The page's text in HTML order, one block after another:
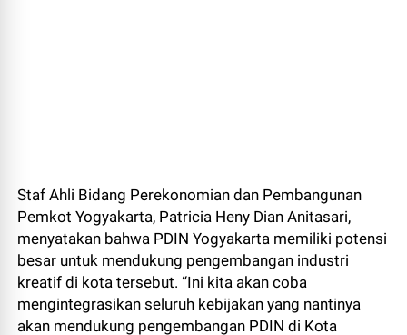
Staf Ahli Bidang Perekonomian dan Pembangunan
Pemkot Yogyakarta, Patricia Heny Dian Anitasari,
menyatakan bahwa PDIN Yogyakarta memiliki potensi
besar untuk mendukung pengembangan industri
kreatif di kota tersebut. “Ini kita akan coba
mengintegrasikan seluruh kebijakan yang nantinya
akan mendukung pengembangan PDIN di Kota